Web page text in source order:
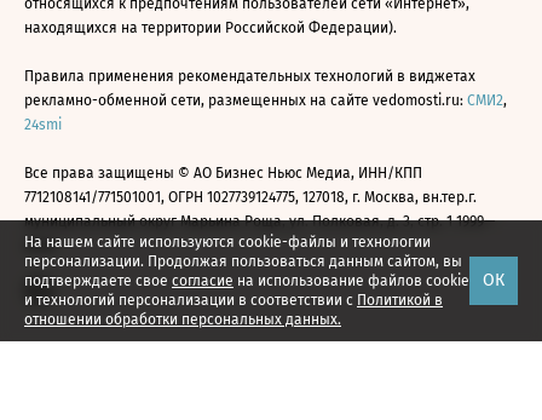
На нашем сайте используются cookie-файлы и технологии
персонализации. Продолжая пользоваться данным сайтом, вы
подтверждаете свое согласие на использование файлов cookie
и технологий персонализации в соответствии с Политикой в
отношении обработки персональных данных.
ОК
относящихся к предпочтениям пользователей сети «Интернет»,
находящихся на территории Российской Федерации).
Правила применения рекомендательных технологий в виджетах
рекламно-обменной сети, размещенных на сайте vedomosti.ru: СМИ2,
24smi
Все права защищены © АО Бизнес Ньюс Медиа, ИНН/КПП
7712108141/771501001, ОГРН 1027739124775, 127018, г. Москва, вн.тер.г.
муниципальный округ Марьина Роща, ул. Полковая, д. 3, стр. 1 1999—
2026